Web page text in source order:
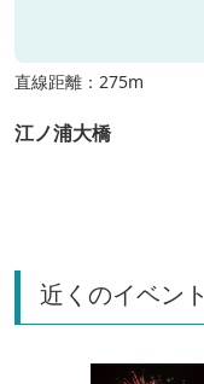
直線距離：275m
江ノ浦大橋
近くのイベント